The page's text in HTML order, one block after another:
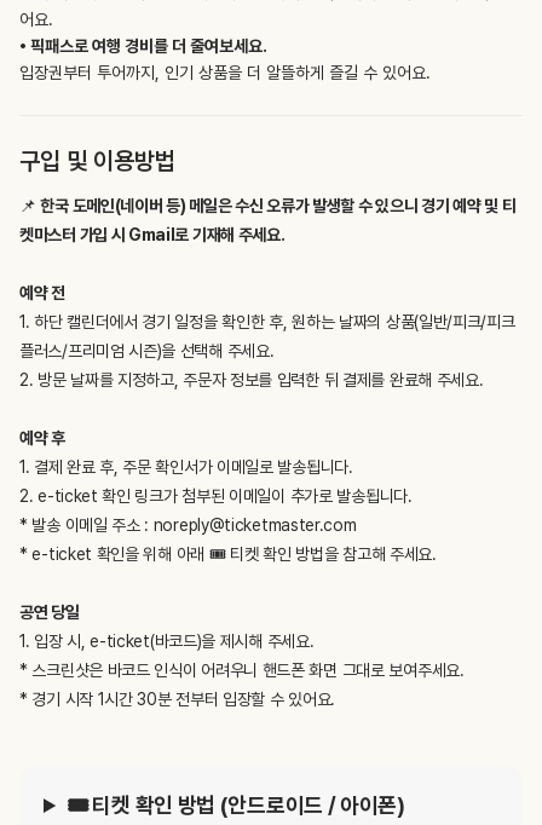
• 픽패스로 여행 경비를 더 줄여보세요.
입장권부터 투어까지, 인기 상품을 더 알뜰하게 즐길 수 있어요.
구입 및 이용방법
📌한국 도메인(네이버 등) 메일은 수신 오류가 발생할 수 있으니 경기 예약 및 티
켓마스터 가입 시 Gmail로 기재해 주세요.
예약 전
1. 하단 캘린더에서 경기 일정을 확인한 후, 원하는 날짜의 상품(일반/피크/피크
플러스/프리미엄 시즌)을 선택해 주세요.
2. 방문 날짜를 지정하고, 주문자 정보를 입력한 뒤 결제를 완료해 주세요.
예약 후
1. 결제 완료 후, 주문 확인서가 이메일로 발송됩니다.
2. e-ticket 확인 링크가 첨부된 이메일이 추가로 발송됩니다.
* 발송 이메일 주소 : noreply@ticketmaster.com
* e-ticket 확인을 위해 아래 🎟️ 티켓 확인 방법을 참고해 주세요.
공연 당일
1. 입장 시, e-ticket(바코드)을 제시해 주세요.
* 스크린샷은 바코드 인식이 어려우니 핸드폰 화면 그대로 보여주세요.
* 경기 시작 1시간 30분 전부터 입장할 수 있어요.